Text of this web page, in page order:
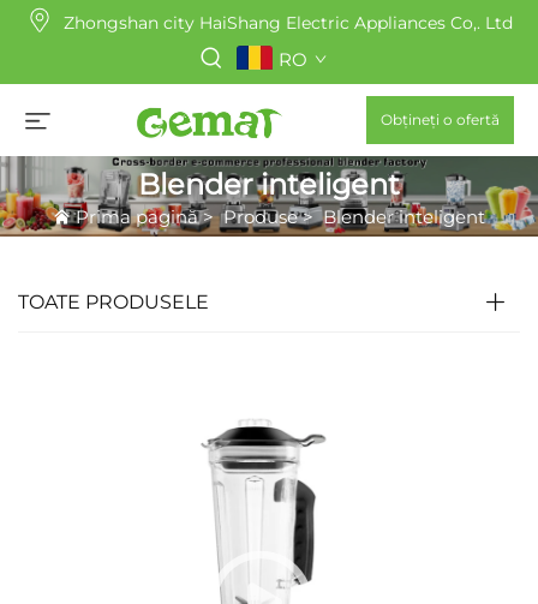
Zhongshan city HaiShang Electric Appliances Co,. Ltd
RO
Obțineți o ofertă
Blender inteligent
Prima pagină>Produse>Blender inteligent
TOATE PRODUSELE